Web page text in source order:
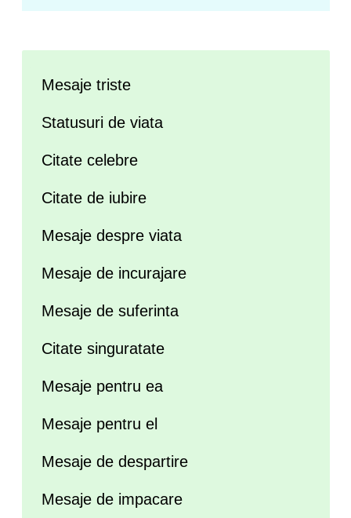
Mesaje triste
Statusuri de viata
Citate celebre
Citate de iubire
Mesaje despre viata
Mesaje de incurajare
Mesaje de suferinta
Citate singuratate
Mesaje pentru ea
Mesaje pentru el
Mesaje de despartire
Mesaje de impacare